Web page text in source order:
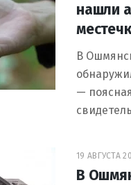
нашли
В
—
19 АВГУСТА
В